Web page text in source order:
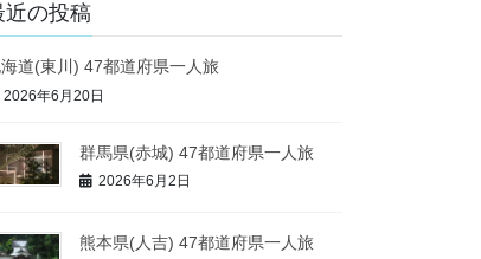
近の投稿
道(東川) 47都道府県一人旅
2026年6月20日
群馬県(赤城) 47都道府県一人旅
2026年6月2日
熊本県(人吉) 47都道府県一人旅